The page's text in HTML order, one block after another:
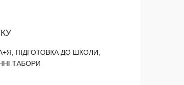
ПІДГОТОВКА ДО ШКОЛИ,
ТАБОРИ